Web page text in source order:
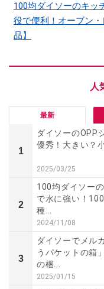
100均ダイソーのキッ
役で便利！オーブン
品】
最新
1
ダイソーのOPP
優秀！大きい？
2025/03/25
2
100均ダイソー
で水に強い！
種...
2024/11/08
3
ダイソーでメル
うパケットの箱
の梱...
2025/01/15